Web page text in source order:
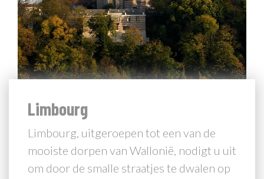
Limbourg
Limbourg, uitgeroepen tot een van de
mooiste dorpen van Wallonië, nodigt u uit
om door de smalle straatjes te dwalen op